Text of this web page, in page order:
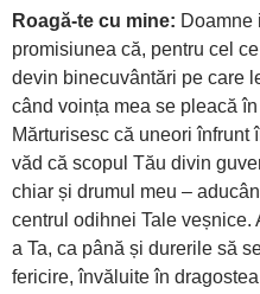
Roagă-te cu mine: Doamne
promisiunea că, pentru cel
devin binecuvântări pe care
când voința mea se pleacă
Mărturisesc că uneori înfrunt
văd că scopul Tău divin
chiar și drumul meu –
centrul odihnei Tale veșnice.
a Ta, ca până și durerile să
fericire, învăluite în